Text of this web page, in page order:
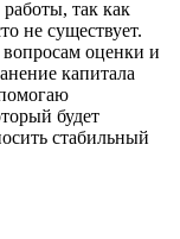
так как
не существует.
оценки и
капитала
будет
стабильный